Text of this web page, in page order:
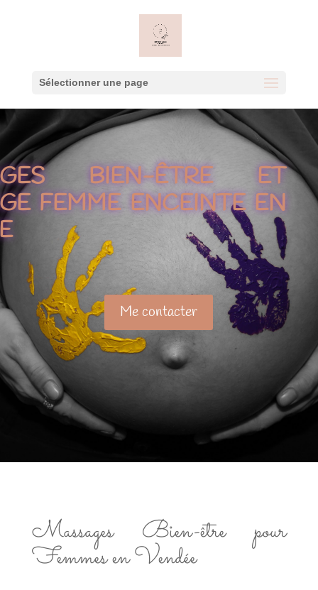
Sélectionner une page
BIEN-ÊTRE ET
FEMME ENCEINTE EN
Me contacter
Massages Bien-être pour
Femmes en Vendée